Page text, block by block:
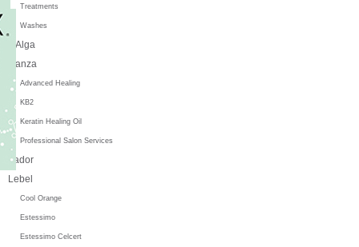
Treatments
Washes
L'Alga
L'anza
Advanced Healing
KB2
Keratin Healing Oil
Professional Salon Services
Lador
Lebel
Cool Orange
Estessimo
Estessimo Celcert